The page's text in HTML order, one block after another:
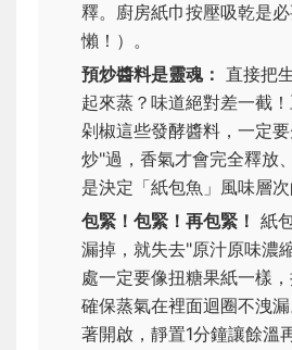
釋。廚房紙巾按壓吸乾是
懶！）。
預炒醬料是靈魂： 直接把
起來蒸？味道絕對差一截！
剁椒這些發酵醬料，一定
炒"過，香氣才會完全釋放
是決定「紙包魚」風味層次
包緊！包緊！再包緊！ 紙
漏掉，就失去"原汁原味濃
處一定要像扭糖果紙一樣，
確保蒸氣在裡面迴圈不洩
著開啟，靜置1分鐘讓餘溫